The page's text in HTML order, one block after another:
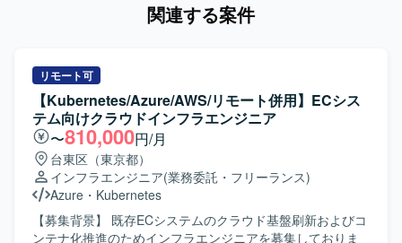
関連する案件
リモート可
【Kubernetes/Azure/AWS/リモート併用】ECシス
テム向けクラウドインフラエンジニア
〜810,000円/月
台東区（東京都）
インフラエンジニア(業務委託・フリーランス)
Azure ・ Kubernetes
【募集背景】 既存ECシステムのクラウド基盤刷新およびコ
ンテナ化推進のためインフラエンジニアを募集しておりま